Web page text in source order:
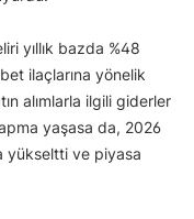
yıllık bazda %48
ilaçlarına yönelik
alımlarla ilgili giderler
yaşasa da, 2026
yükseltti ve piyasa